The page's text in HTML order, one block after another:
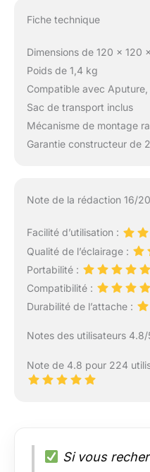
Fiche technique
Dimensions de 120 x 120
Poids de 1,4 kg
Compatible avec
Sac de transport inclus
Mécanisme de montage
Garantie constructeur de
Note de la rédaction 16/20
Facilité d’utilisation :
Qualité de l’éclairage :
Portabilité :
Compatibilité :
Durabilité de l’attache :
Notes des utilisateurs 4.8/
Note de 4.8 pour 224
Si vous